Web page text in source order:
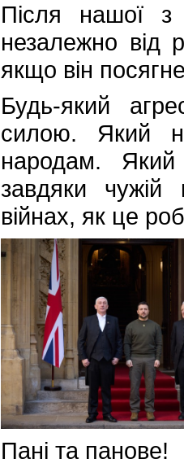
Після нашої
незалежно від
якщо він
Будь-який
силою. Який
народам.
завдяки чужій
війнах, як це
Пані та панове!